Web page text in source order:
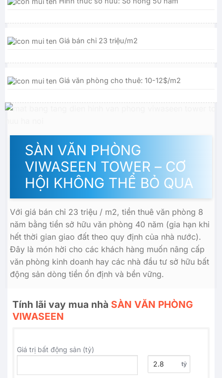
Giá bán chỉ 23 triệu/m2
Giá văn phòng cho thuê: 10-12$/m2
SÀN VĂN PHÒNG
VIWASEEN TOWER – CƠ
HỘI KHÔNG THỂ BỎ QUA
Với giá bán chỉ 23 triệu / m2, tiền thuê văn phòng 8
năm bằng tiền sở hữu văn phòng 40 năm (gia hạn khi
hết thời gian giao đất theo quy định của nhà nước).
Đây là món hời cho các khách hàng muốn nâng cấp
văn phòng kinh doanh hay các nhà đầu tư sở hữu bất
động sản dòng tiền ổn định và bền vững.
Tính lãi vay mua nhà SÀN VĂN PHÒNG
VIWASEEN
Giá trị bất động sản (tỷ)
tỷ